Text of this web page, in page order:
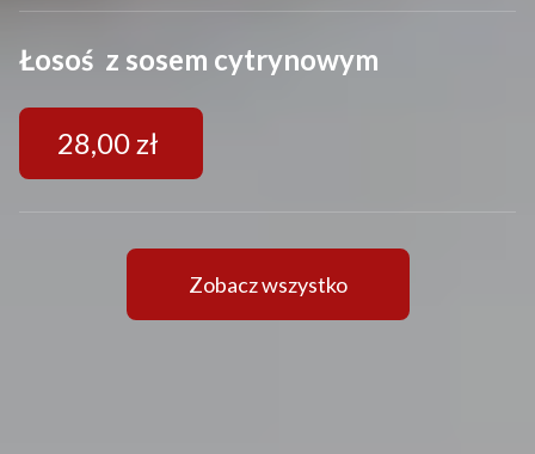
Łosoś z sosem cytrynowym
28,00 zł
Zobacz wszystko